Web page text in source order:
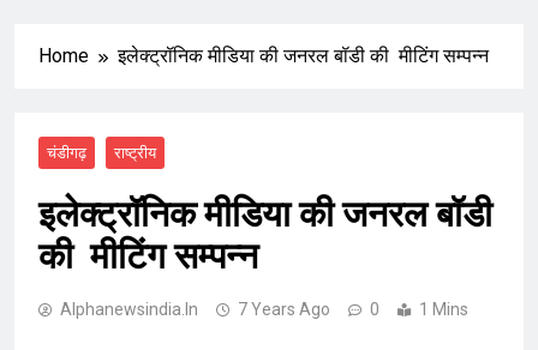
Home इलेक्ट्रॉनिक मीडिया की जनरल बॉडी की मीटिंग सम्पन्न
चंडीगढ़ राष्ट्रीय
इलेक्ट्रॉनिक मीडिया की जनरल बॉडी
की मीटिंग सम्पन्न
Alphanewsindia.in 7 Years Ago 0 1 Mins